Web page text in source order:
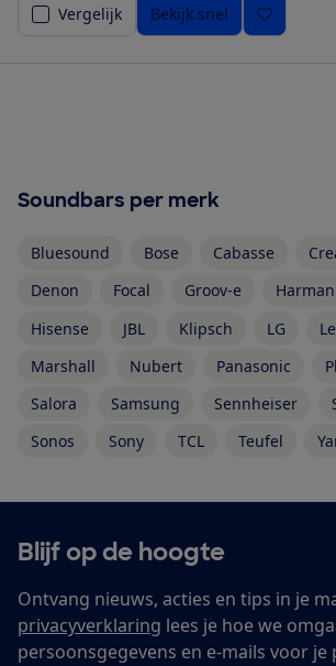
Vergelijk
Bekijk snel
Soundbars per merk
Bluesound Bose Cabasse
Denon
Focal Groov-e
Hisense
JBL Klipsch LG
Marshall
Nubert Panasonic
Salora
Samsung Sennheiser
Sonos
Sony TCL Teufel
Blijf op de hoogte
Ontvang nieuws, acties en tips in je
privacyverklaring lees je hoe we
persoonsgegevens en e-mails voor je